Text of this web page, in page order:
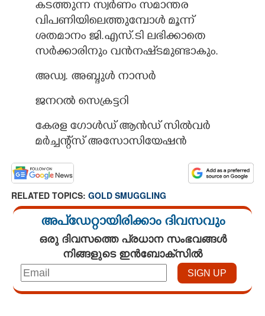
കടത്തുന്ന സ്വർണം സമാന്തര
വിപണിയിലെത്തുമ്പോൾ മൂന്ന്
ശതമാനം ജി.എസ്.ടി ലഭിക്കാതെ
സർക്കാരിനും വൻനഷ്‌ടമുണ്ടാകും.
അഡ്വ. അബ്ദുൾ നാസർ
ജനറൽ സെക്രട്ടറി
കേരള ഗോൾഡ് ആൻഡ് സിൽവർ
മർച്ചന്റ്സ് അസോസിയേഷൻ
RELATED TOPICS: GOLD SMUGGLING
അപ്ഡേറ്റായിരിക്കാം ദിവസവും
ഒരു ദിവസത്തെ പ്രധാന സംഭവങ്ങൾ
നിങ്ങളുടെ ഇൻബോക്സിൽ